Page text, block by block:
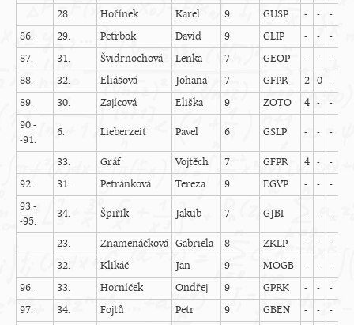
28. Hořínek Karel 9 GUSP - - -
86.
29. Petrbok David 9 GLIP - - -
87.
31. Švidrnochová Lenka 7 GEOP - - -
88.
32. Eliášová Johana 7 GFPR 2 0 -
89.
30. Zajícová Eliška 9 ZOTO 4 - -
90.-
-91.
6. Lieberzeit Pavel 6 GSLP - - -
33. Gráf Vojtěch 7 GFPR 4 - -
92.
31. Petránková Tereza 9 EGVP - - -
93.-
-95.
34. Špiřík Jakub 7 GJBI - - -
23. Znamenáčková Gabriela 8 ZKLP - - -
32.
Klikáč Jan 9 MOGB - - -
96.
33. Horníček Ondřej 9 GPRK - - -
97.
34. Fojtů Petr 9 GBEN - - -